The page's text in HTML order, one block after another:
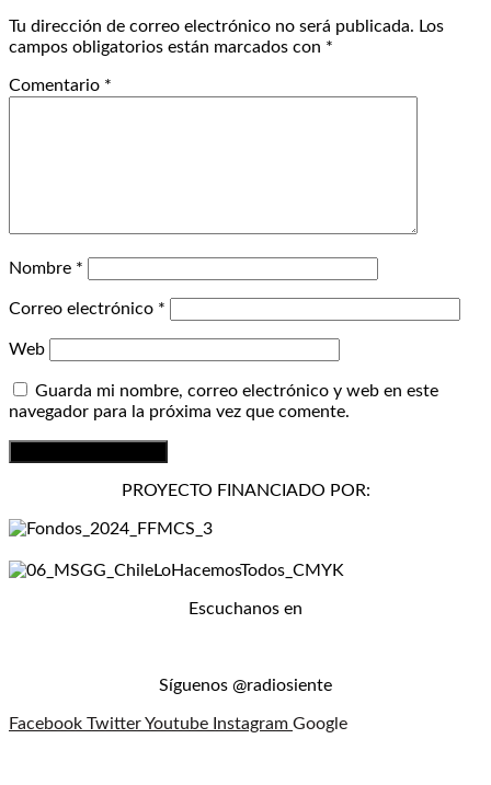
Tu dirección de correo electrónico no será publicada. Los
campos obligatorios están marcados con *
Comentario *
Nombre *
Correo electrónico *
Web
Guarda mi nombre, correo electrónico y web en este
navegador para la próxima vez que comente.
PROYECTO FINANCIADO POR:
Escuchanos en
Síguenos @radiosiente
Facebook TwitterYoutube Instagram Google